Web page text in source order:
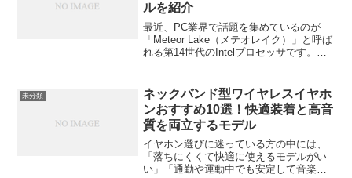
ルを紹介
最近、PC業界で話題を集めているのが
「Meteor Lake（メテオレイク）」と呼ば
れる第14世代のIntelプロセッサです。特
この記事では、Meteor Lakeの...
未分類
ネックバンド型ワイヤレスイヤホ
ンおすすめ10選！快適装着と高音
質を両立するモデル
イヤホン選びに迷っている方の中には、
「落ちにくくて快適に使えるモデルがい
い」「通勤や運動中でも安定して音楽を